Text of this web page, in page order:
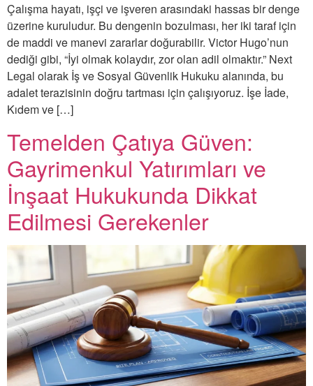
Çalışma hayatı, işçi ve işveren arasındaki hassas bir denge
üzerine kuruludur. Bu dengenin bozulması, her iki taraf için
de maddi ve manevi zararlar doğurabilir. Victor Hugo’nun
dediği gibi, “İyi olmak kolaydır, zor olan adil olmaktır.” Next
Legal olarak İş ve Sosyal Güvenlik Hukuku alanında, bu
adalet terazisinin doğru tartması için çalışıyoruz. İşe İade,
Kıdem ve […]
Temelden Çatıya Güven:
Gayrimenkul Yatırımları ve
İnşaat Hukukunda Dikkat
Edilmesi Gerekenler